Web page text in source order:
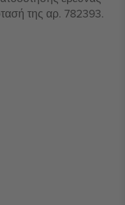
της αρ. 782393.